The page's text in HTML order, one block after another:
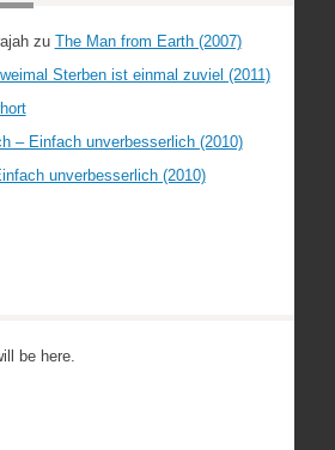
zu The Man from Earth (2007)
Sterben ist einmal zuviel (2011)
– Einfach unverbesserlich (2010)
unverbesserlich (2010)
be here.